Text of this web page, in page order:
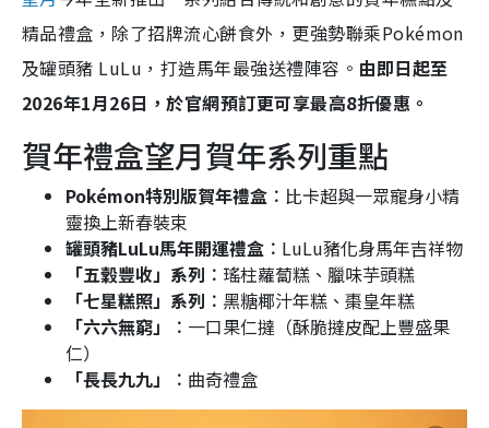
精品禮盒，除了招牌流心餅食外，更強勢聯乘Pokémon
及罐頭豬 LuLu，打造馬年最強送禮陣容。 由即日起至
2026年1月26日，於官網預訂更可享最高8折優惠。
賀年禮盒望月賀年系列重點
Pokémon特別版賀年禮盒︰ 比卡超與一眾寵身小精
靈換上新春裝束
罐頭豬LuLu馬年開運禮盒︰ LuLu豬化身馬年吉祥物
「五穀豐收」系列︰ 瑤柱蘿蔔糕、臘味芋頭糕
「七星糕照」系列︰ 黑糖椰汁年糕、棗皇年糕
「六六無窮」︰ 一口果仁撻（酥脆撻皮配上豐盛果
仁）
「長長九九」︰ 曲奇禮盒